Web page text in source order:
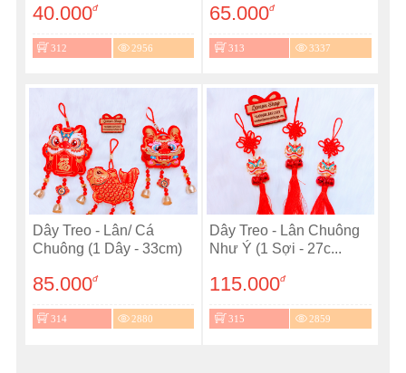
40.000đ
312 2956
65.000đ
313 3337
Dây Treo - Lân/ Cá
Chuông (1 Dây - 33cm)
85.000đ
314 2880
Dây Treo - Lân Chuông
Như Ý (1 Sợi - 27c...
115.000đ
315 2859